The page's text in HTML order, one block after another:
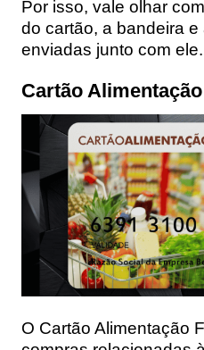
Por isso, vale olhar
do cartão, a bandeira e
enviadas junto com ele.
Cartão
O Cartão Alimentação